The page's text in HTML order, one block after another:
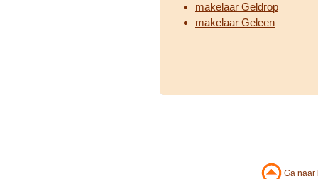
makelaar Geldrop
makelaar Geleen
Ga